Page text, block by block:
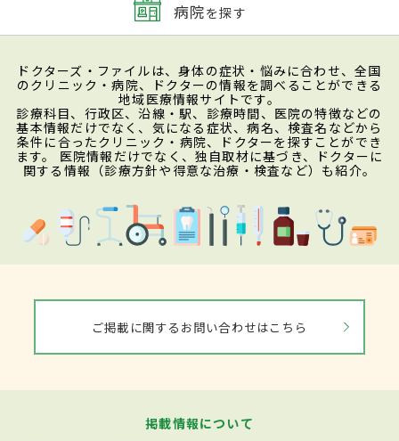
病院を探す
ドクターズ・ファイルは、身体の症状・悩みに合わせ、全国
のクリニック・病院、ドクターの情報を調べることができる
地域医療情報サイトです。
診療科目、行政区、沿線・駅、診療時間、医院の特徴などの
基本情報だけでなく、気になる症状、病名、検査名などから
条件に合ったクリニック・病院、ドクターを探すことができ
ます。 医院情報だけでなく、独自取材に基づき、ドクターに
関する情報（診療方針や得意な治療・検査など）も紹介。
ご掲載に関するお問い合わせはこちら
掲載情報について